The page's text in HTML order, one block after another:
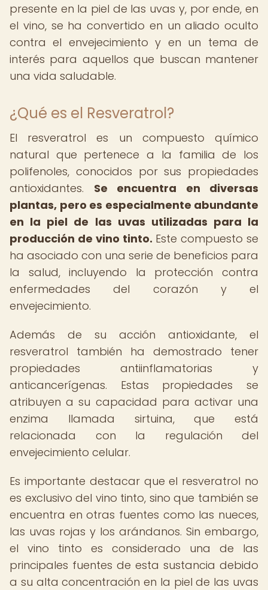
presente en la piel de las uvas y, por ende, en
el vino, se ha convertido en un aliado oculto
contra el envejecimiento y en un tema de
interés para aquellos que buscan mantener
una vida saludable.
¿Qué es el Resveratrol?
El resveratrol es un compuesto químico
natural que pertenece a la familia de los
polifenoles, conocidos por sus propiedades
antioxidantes. Se encuentra en diversas
plantas, pero es especialmente abundante
en la piel de las uvas utilizadas para la
producción de vino tinto. Este compuesto se
ha asociado con una serie de beneficios para
la salud, incluyendo la protección contra
enfermedades del corazón y el
envejecimiento.
Además de su acción antioxidante, el
resveratrol también ha demostrado tener
propiedades antiinflamatorias y
anticancerígenas. Estas propiedades se
atribuyen a su capacidad para activar una
enzima llamada sirtuina, que está
relacionada con la regulación del
envejecimiento celular.
Es importante destacar que el resveratrol no
es exclusivo del vino tinto, sino que también se
encuentra en otras fuentes como las nueces,
las uvas rojas y los arándanos. Sin embargo,
el vino tinto es considerado una de las
principales fuentes de esta sustancia debido
a su alta concentración en la piel de las uvas